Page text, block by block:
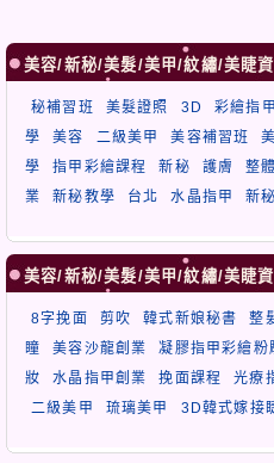
美容/新秘/美髮/美甲/紋繡/美睫
秘補習班 美髮證照 3D 彩繪指甲
學
美容 二級美甲 美容補習班
學
指甲彩繪課程 新秘 護膚 整
業
新秘教學 台北 水晶指甲 新
美容/新秘/美髮/美甲/紋繡/美睫
8字挽面 剪吹 韓式新娘秘書 整
瞳
美容沙龍創業 凝膠指甲彩繪粉
妝
水晶指甲創業 挽面課程 光療
二級美甲
琉璃美甲 3D韓式嫁接